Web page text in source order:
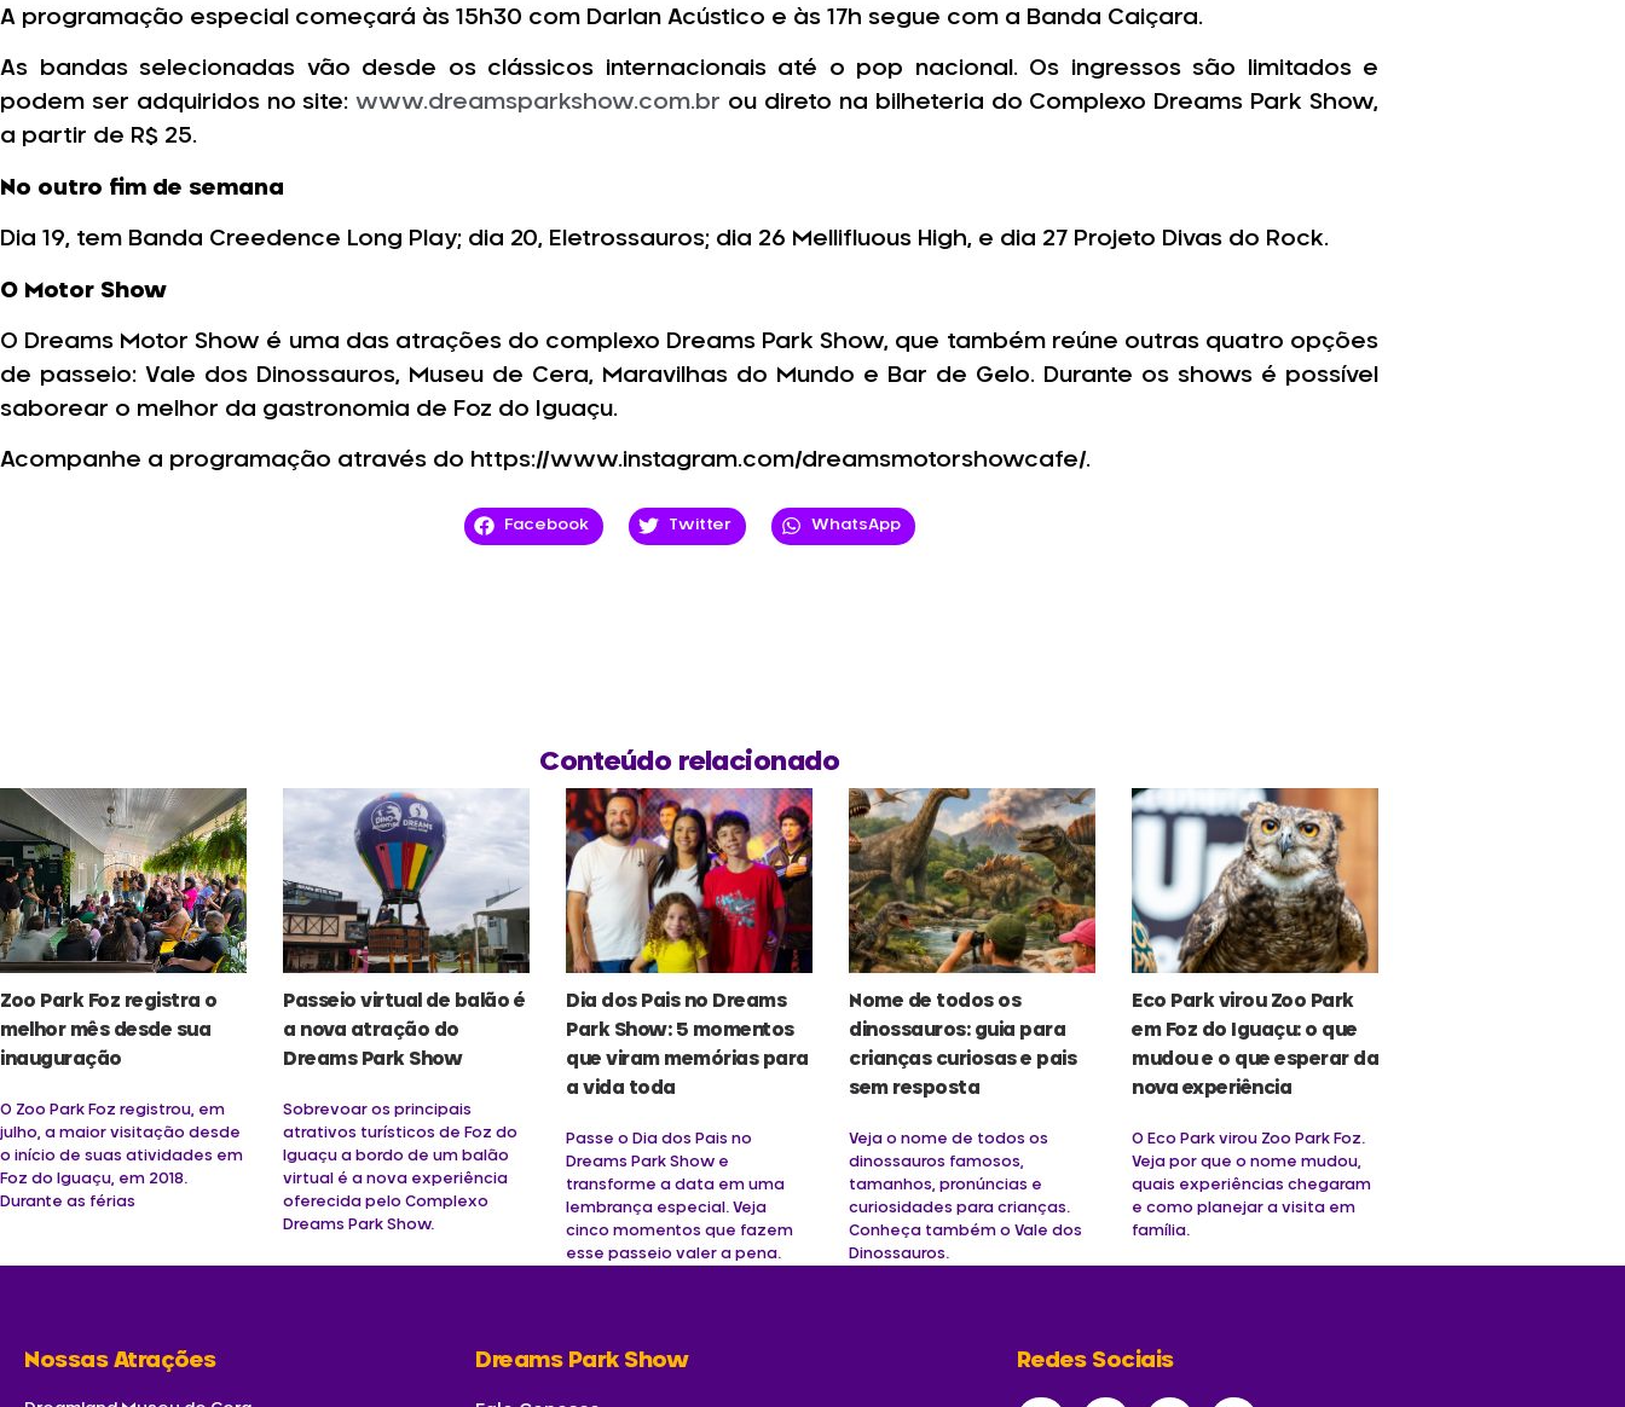
A programação especial começará às 15h30 com Darlan Acústico e às 17h segue com a Banda Caiçara.
As bandas selecionadas vão desde os clássicos internacionais até o pop nacional. Os ingressos são limitados e
podem ser adquiridos no site:www.dreamsparkshow.com.br ou direto na bilheteria do Complexo Dreams Park Show,
a partir de R$ 25.
No outro fim de semana
Dia 19, tem Banda Creedence Long Play; dia 20, Eletrossauros; dia 26 Mellifluous High, e dia 27 Projeto Divas do Rock.
O Motor Show
O Dreams Motor Show é uma das atrações do complexo Dreams Park Show, que também reúne outras quatro opções
de passeio: Vale dos Dinossauros, Museu de Cera, Maravilhas do Mundo e Bar de Gelo. Durante os shows é possível
saborear o melhor da gastronomia de Foz do Iguaçu.
Acompanhe a programação através do https://www.instagram.com/dreamsmotorshowcafe/.
Facebook Twitter WhatsApp
Conteúdo relacionado
Zoo Park Foz registra o
melhor mês desde sua
inauguração
O Zoo Park Foz registrou, em
julho, a maior visitação desde
o início de suas atividades em
Foz do Iguaçu, em 2018.
Durante as férias
Passeio virtual de balão é
a nova atração do
Dreams Park Show
Sobrevoar os principais
atrativos turísticos de Foz do
Iguaçu a bordo de um balão
virtual é a nova experiência
oferecida pelo Complexo
Dreams Park Show.
Dia dos Pais no Dreams
Park Show: 5 momentos
que viram memórias para
a vida toda
Passe o Dia dos Pais no
Dreams Park Show e
transforme a data em uma
lembrança especial. Veja
cinco momentos que fazem
esse passeio valer a pena.
Nome de todos os
dinossauros: guia para
crianças curiosas e pais
sem resposta
Veja o nome de todos os
dinossauros famosos,
tamanhos, pronúncias e
curiosidades para crianças.
Conheça também o Vale dos
Dinossauros.
Eco Park virou Zoo Park
em Foz do Iguaçu: o que
mudou e o que esperar da
nova experiência
O Eco Park virou Zoo Park Foz.
Veja por que o nome mudou,
quais experiências chegaram
e como planejar a visita em
família.
Nossas Atrações Dreams Park Show Redes Sociais